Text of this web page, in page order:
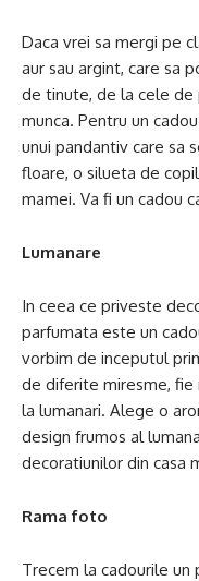
Daca vrei sa mergi pe
aur sau argint, care sa
de tinute, de la cele
munca. Pentru un
unui pandantiv care sa
floare, o silueta de
mamei. Va fi un cadou
Lumanare
In ceea ce priveste
parfumata este un
vorbim de inceputul
de diferite miresme,
la lumanari. Alege o
design frumos al
decoratiunilor din casa
Rama foto
Trecem la cadourile un